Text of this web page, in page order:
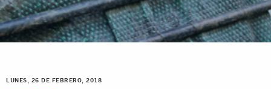
ALARMA PARA QUE EL MUNDO
ABORDE LA CATÁSTROFE DE
DERECHOS HUMANOS
LUNES, 26 DE FEBRERO, 2018